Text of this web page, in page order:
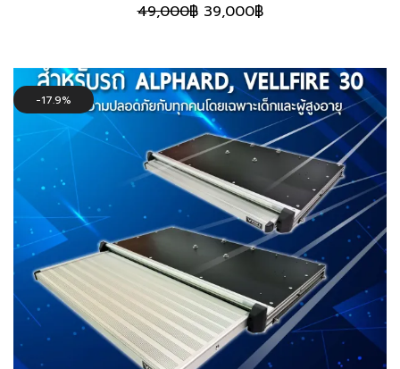
49,000฿ Original
49,000฿.
39,000฿Current
39,000฿.
17.9%